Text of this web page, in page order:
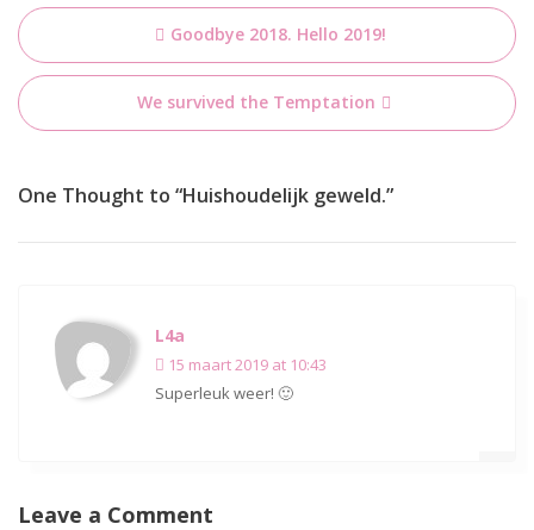
Bericht
navigatie
Goodbye 2018. Hello 2019!
We survived the Temptation
One Thought to “Huishoudelijk geweld.”
L4a
15 maart 2019 at 10:43
Superleuk weer! 🙂
Leave a Comment